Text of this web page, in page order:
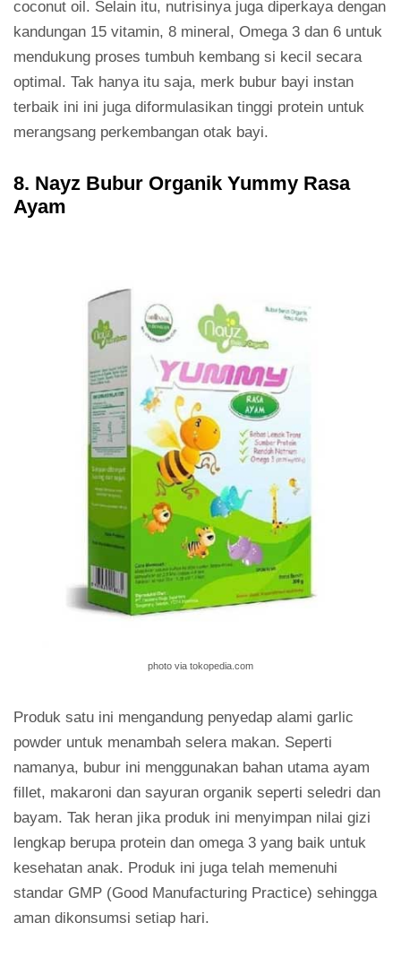
coconut oil. Selain itu, nutrisinya juga diperkaya dengan
kandungan 15 vitamin, 8 mineral, Omega 3 dan 6 untuk
mendukung proses tumbuh kembang si kecil secara
optimal. Tak hanya itu saja, merk bubur bayi instan
terbaik ini ini juga diformulasikan tinggi protein untuk
merangsang perkembangan otak bayi.
8. Nayz Bubur Organik Yummy Rasa
Ayam
photo via tokopedia.com
Produk satu ini mengandung penyedap alami garlic
powder untuk menambah selera makan. Seperti
namanya, bubur ini menggunakan bahan utama ayam
fillet, makaroni dan sayuran organik seperti seledri dan
bayam. Tak heran jika produk ini menyimpan nilai gizi
lengkap berupa protein dan omega 3 yang baik untuk
kesehatan anak. Produk ini juga telah memenuhi
standar GMP (Good Manufacturing Practice) sehingga
aman dikonsumsi setiap hari.